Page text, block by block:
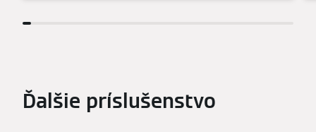
Ďalšie príslušenstvo